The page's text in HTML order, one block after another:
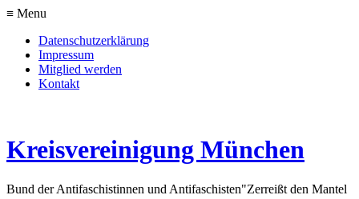
≡ Menu
Datenschutzerklärung
Impressum
Mitglied werden
Kontakt
Kreisvereinigung München
Bund der Antifaschistinnen und Antifaschisten"Zerreißt den Mantel